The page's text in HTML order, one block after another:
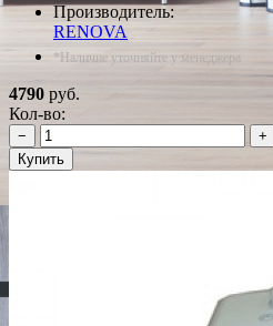
Производитель:
RENOVA
*Наличие уточняйте у менеджера
4790 руб.
Кол-во:
−
+
Купить